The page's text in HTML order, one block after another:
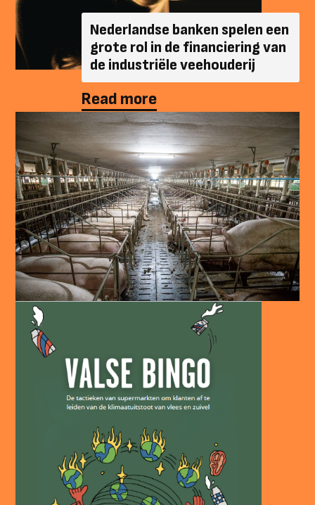
Nederlandse banken spelen een
grote rol in de financiering van
de industriële veehouderij
Read more